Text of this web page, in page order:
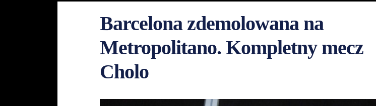
Barcelona zdemolowana na
Metropolitano. Kompletny mecz
Cholo